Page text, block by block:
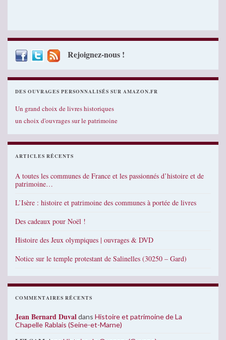
Rejoignez-nous !
DES OUVRAGES PERSONNALISÉS SUR AMAZON.FR
Un grand choix de livres historiques
un choix d'ouvrages sur le patrimoine
ARTICLES RÉCENTS
A toutes les communes de France et les passionnés d’histoire et de
patrimoine…
L’Isère : histoire et patrimoine des communes à portée de livres
Des cadeaux pour Noël !
Histoire des Jeux olympiques | ouvrages & DVD
Notice sur le temple protestant de Salinelles (30250 – Gard)
COMMENTAIRES RÉCENTS
Jean Bernard Duvaldans Histoire et patrimoine de La
Chapelle Rablais (Seine-et-Marne)